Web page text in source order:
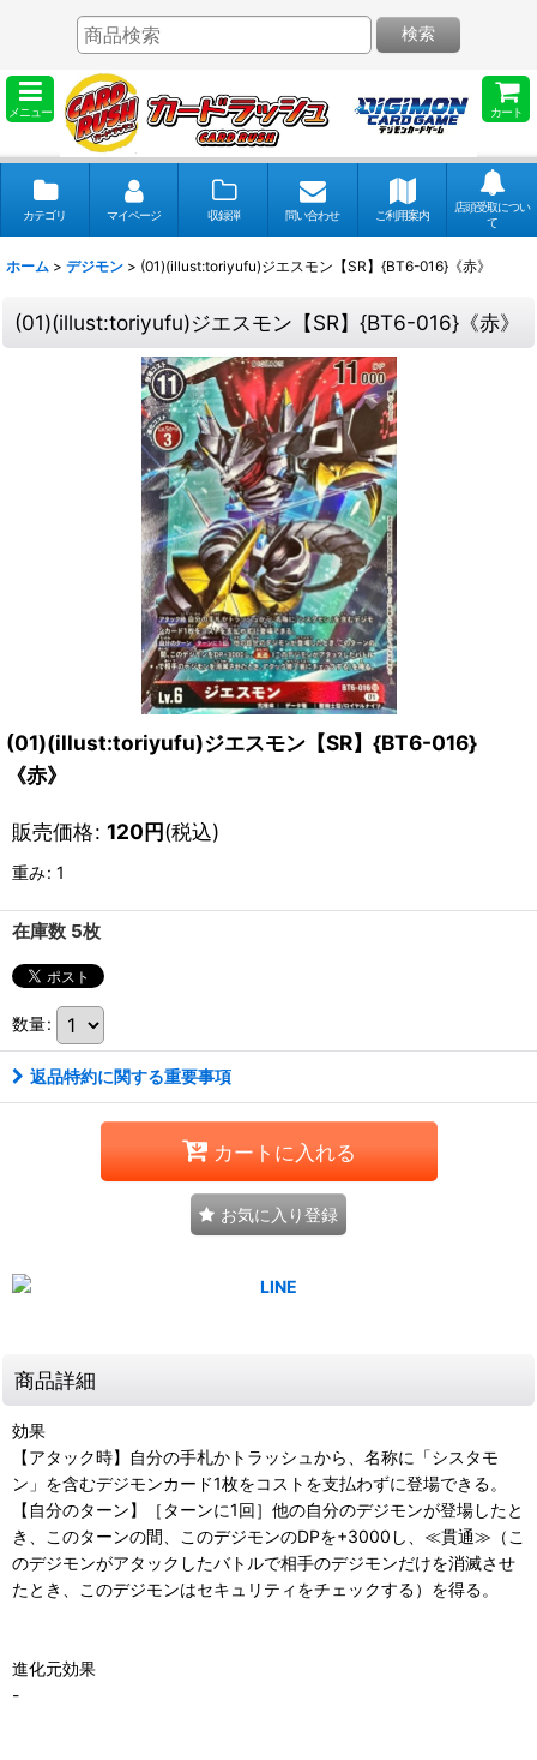
メニュー カート
検索
カテゴリ マイページ 収録弾 問い合わせ ご利用案内
店頭受取につい
て
ホーム > デジモン > (01)(illust:toriyufu)ジエスモン【SR】{BT6-016}《赤》
(01)(illust:toriyufu)ジエスモン【SR】{BT6-016}《赤》
(01)(illust:toriyufu)ジエスモン【SR】{BT6-016}
《赤》
販売価格: 120円(税込)
重み: 1
在庫数 5枚
数量:
返品特約に関する重要事項
カートに入れる
お気に入り登録
商品詳細
効果
【アタック時】自分の手札かトラッシュから、名称に「シスタモ
ン」を含むデジモンカード1枚をコストを支払わずに登場できる。
【自分のターン】［ターンに1回］他の自分のデジモンが登場したと
き、このターンの間、このデジモンのDPを+3000し、≪貫通≫（こ
のデジモンがアタックしたバトルで相手のデジモンだけを消滅させ
たとき、このデジモンはセキュリティをチェックする）を得る。
進化元効果
-